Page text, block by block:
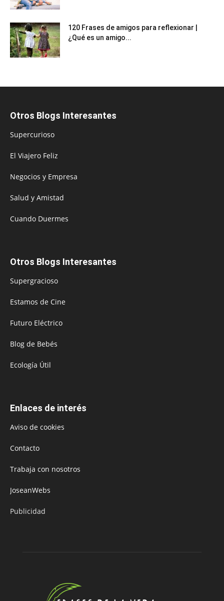
120 Frases de amigos para reflexionar |
¿Qué es un amigo...
Otros Blogs Interesantes
Supercurioso
El Viajero Feliz
Negocios y Empresa
Salud y Amistad
Cuando Duermes
Otros Blogs Interesantes
Supergracioso
Estamos de Cine
Futuro Eléctrico
Blog de Bebés
Ecología Útil
Enlaces de interés
Aviso de cookies
Contacto
Trabaja con nosotros
JoseanWebs
Publicidad